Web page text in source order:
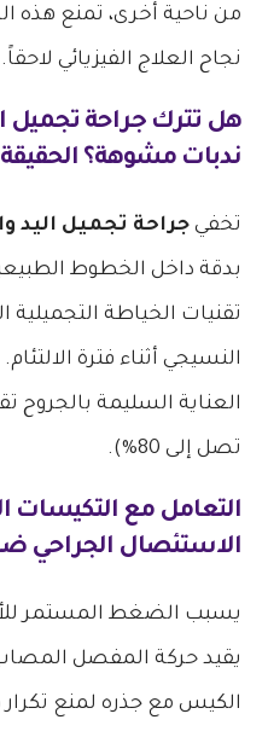
من ناحية أخرى، تمنع هذه
نجاح العلاج الفيزيائي لاحقاً.
هل تتركجراحة تجميل
ندبات مشوهة؟ الحقيقة
تخفيجراحة تجميل اليد
بدقة داخل الخطوط
تقنيات الخياطة التجميلية
النسيجي أثناء فترة الالتئام.
العناية السليمة بالجروح
تصل إلى 80%).
التعامل مع التكيسات
الاستئصال الجراحي
يسبب الضغط المستمر
يقيد حركة المفصل
الكيس مع جذره لمنع